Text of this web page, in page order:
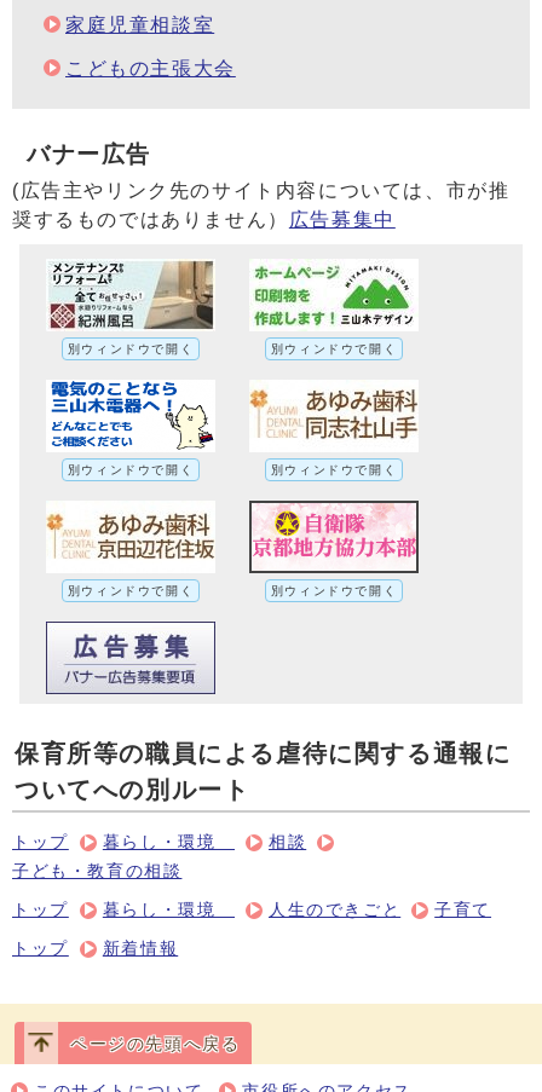
家庭児童相談室
こどもの主張大会
バナー広告
(広告主やリンク先のサイト内容については、市が推
奨するものではありません）
広告募集中
別ウィンドウで開く 別ウィンドウで開く
別ウィンドウで開く 別ウィンドウで開く
別ウィンドウで開く 別ウィンドウで開く
保育所等の職員による虐待に関する通報に
ついてへの別ルート
トップ 暮らし・環境
相談
子ども・教育の相談
トップ 暮らし・環境 人生のできごと 子育て
トップ 新着情報
ページの先頭へ戻る